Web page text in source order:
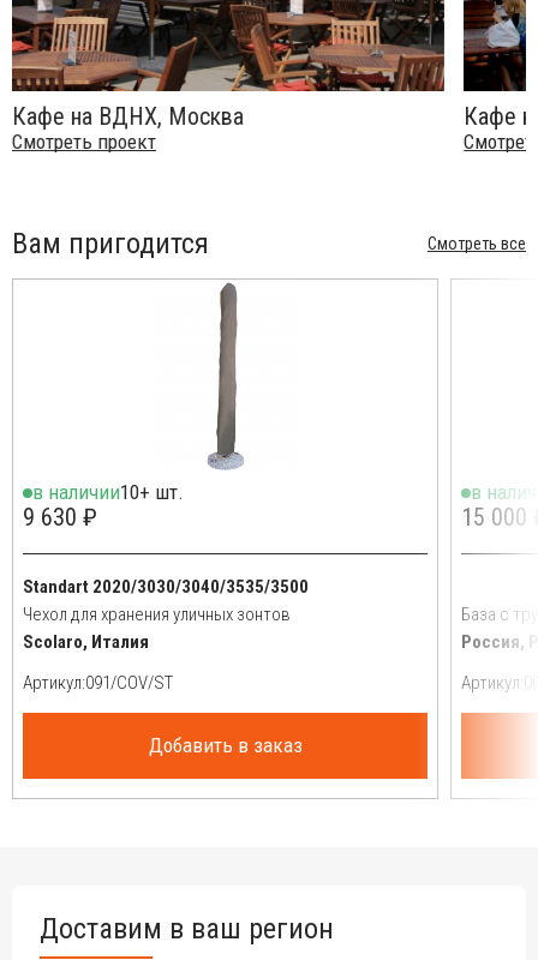
Кафе на ВДНХ, Москва
Смотреть проект
Кафе
Вам пригодится Смотреть все
в наличии10+ шт.
9 630 ₽
Standart 2020/3030/3040/3535/3500
Чехол для хранения уличных зонтов
Scolaro, Италия
Артикул:
Добавить в заказ
в
15 000
База с
Россия,
Артикул:
Доставим в ваш регион